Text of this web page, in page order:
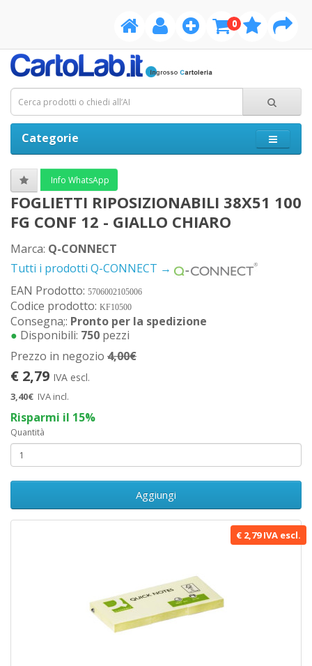
0
Categorie
€ 2,79 IVA escl.
Info WhatsApp
FOGLIETTI RIPOSIZIONABILI 38X51 100
FG CONF 12 - GIALLO CHIARO
Marca: Q-CONNECT
Tutti i prodotti Q-CONNECT →
EAN Prodotto: 5706002105006
Codice prodotto: KF10500
Consegna;: Pronto per la spedizione
● Disponibili: 750 pezzi
Prezzo in negozio 4,00€
€ 2,79 IVA escl.
3,40€ IVA incl.
Risparmi il 15%
Quantità
Aggiungi